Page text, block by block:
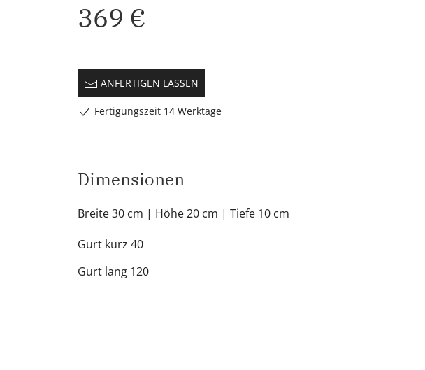
369 €
ANFERTIGEN LASSEN
Fertigungszeit 14 Werktage
Dimensionen
Breite 30 cm | Höhe 20 cm | Tiefe 10 cm
Gurt kurz 40
Gurt lang 120